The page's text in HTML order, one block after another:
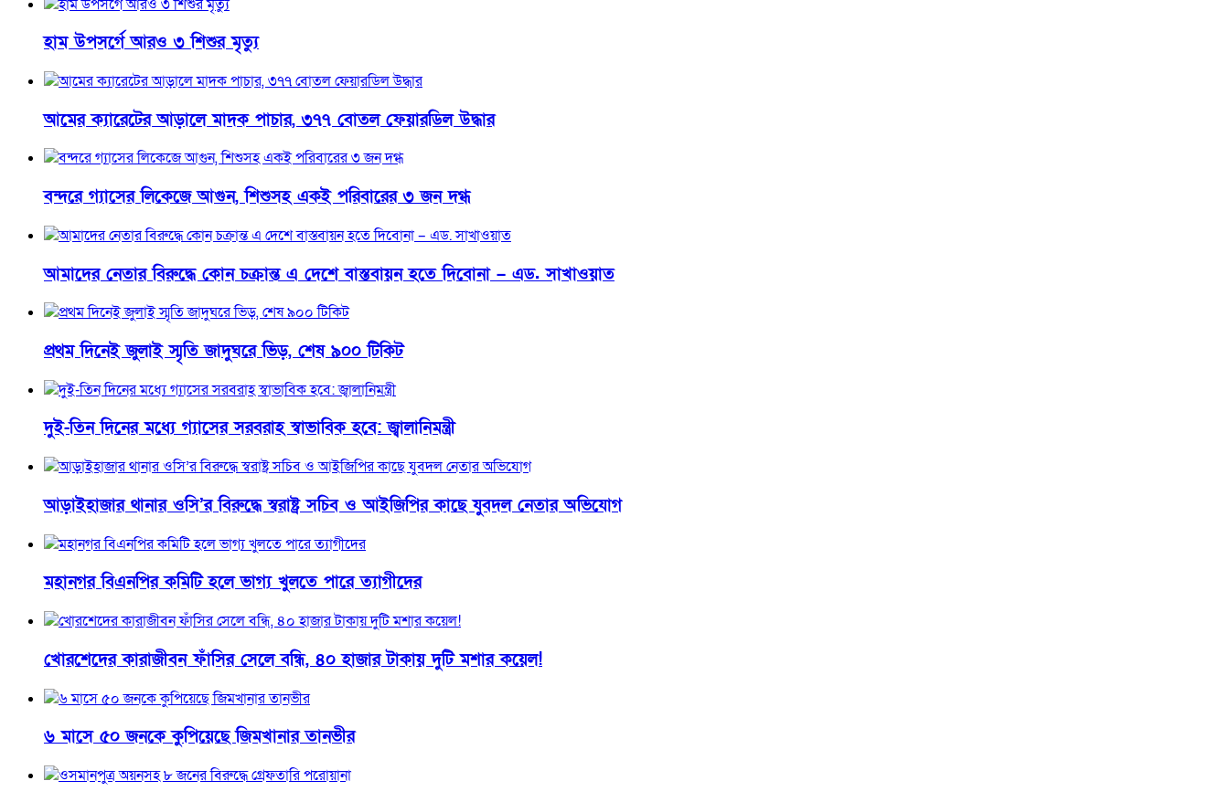
হাম উপসর্গে আরও ৩ শিশুর মৃত্যু
আমের ক্যারেটের আড়ালে মাদক পাচার, ৩৭৭ বোতল ফেয়ারডিল উদ্ধার
বন্দরে গ্যাসের লিকেজে আগুন, শিশুসহ একই পরিবারের ৩ জন দগ্ধ
আমাদের নেতার বিরুদ্ধে কোন চক্রান্ত এ দেশে বাস্তবায়ন হতে দিবোনা – এড. সাখাওয়াত
প্রথম দিনেই জুলাই স্মৃতি জাদুঘরে ভিড়, শেষ ৯০০ টিকিট
দুই-তিন দিনের মধ্যে গ্যাসের সরবরাহ স্বাভাবিক হবে: জ্বালানিমন্ত্রী
আড়াইহাজার থানার ওসি’র বিরুদ্ধে স্বরাষ্ট্র সচিব ও আইজিপির কাছে যুবদল নেতার অভিযোগ
মহানগর বিএনপির কমিটি হলে ভাগ্য খুলতে পারে ত্যাগীদের
খোরশেদের কারাজীবন ফাঁসির সেলে বন্ধি, ৪০ হাজার টাকায় দুটি মশার কয়েল!
৬ মাসে ৫০ জনকে কুপিয়েছে জিমখানার তানভীর